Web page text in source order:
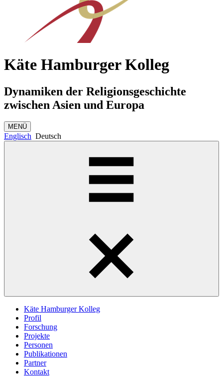
Käte Hamburger Kolleg
Dynamiken der Religionsgeschichte
zwischen Asien und Europa
MENÜ
Englisch Deutsch
Käte Hamburger Kolleg
Profil
Forschung
Projekte
Personen
Publikationen
Partner
Kontakt